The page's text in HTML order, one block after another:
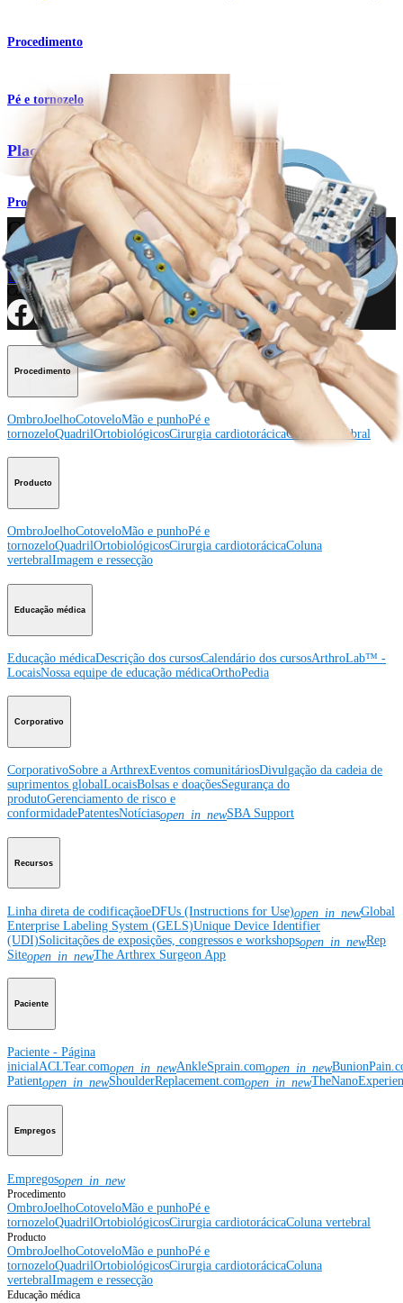
Procedimento
Pé e tornozelo
Placas e parafusos MTP de baixo perfil
Produto
Como podemos ajudar?
Contacte um representante
Veja eventos, laboratórios e oportunidades educacionais
Inscreva-se para receber: O que há de novo na Arthrex?
Conecte-se conosco
Procedimento
OmbroJoelhoCotoveloMão e punhoPé e
tornozeloQuadrilOrtobiológicosCirurgia cardiotorácicaColuna vertebral
Producto
OmbroJoelhoCotoveloMão e punhoPé e
tornozeloQuadrilOrtobiológicosCirurgia cardiotorácicaColuna
vertebralImagem e ressecção
Educação médica
Educação médicaDescrição dos cursosCalendário dos cursosArthroLab™ -
LocaisNossa equipe de educação médicaOrthoPedia
Corporativo
CorporativoSobre a ArthrexEventos comunitáriosDivulgação da cadeia de
suprimentos globalLocaisBolsas e doaçõesSegurança do
produtoGerenciamento de risco e
conformidadePatentesNotíciasopen_in_newSBA Support
Recursos
Linha direta de codificaçãoeDFUs (Instructions for Use)open_in_newGlobal
Enterprise Labeling System (GELS)Unique Device Identifier
(UDI)Solicitações de exposições, congressos e workshopsopen_in_newRep
Siteopen_in_newThe Arthrex Surgeon App
Paciente
Paciente - Página
inicialACLTear.comopen_in_newAnkleSprain.comopen_in_new
Patientopen_in_newShoulderReplacement.comopen_in_new
Empregos
Empregosopen_in_new
Procedimento
OmbroJoelhoCotoveloMão e punhoPé e
tornozeloQuadrilOrtobiológicosCirurgia cardiotorácicaColuna vertebral
Producto
OmbroJoelhoCotoveloMão e punhoPé e
tornozeloQuadrilOrtobiológicosCirurgia cardiotorácicaColuna
vertebralImagem e ressecção
Educação médica